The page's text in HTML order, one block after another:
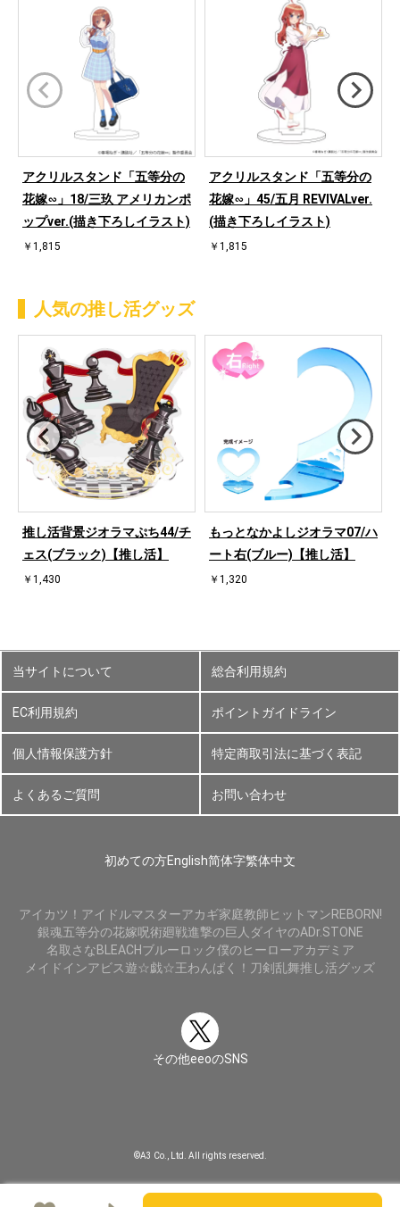
アクリルスタンド「五等分の
花嫁∽」18/三玖 アメリカンポ
ップver.(描き下ろしイラスト)
￥1,815
アクリルスタンド「五等分の
花嫁∽」45/五月 REVIVALver.
(描き下ろしイラスト)
￥1,815
人気の推し活グッズ
推し活背景ジオラマぷち44/チ
ェス(ブラック)【推し活】
￥1,430
もっとなかよしジオラマ07/ハ
ート右(ブルー)【推し活】
￥1,320
当サイトについて 総合利用規約
EC利用規約 ポイントガイドライン
個人情報保護方針 特定商取引法に基づく表記
よくあるご質問 お問い合わせ
初めての方English简体字繁体中文
アイカツ！ アイドルマスターアカギ家庭教師ヒットマンREBORN!
銀魂五等分の花嫁呪術廻戦進撃の巨人 ダイヤのADr.STONE
名取さなBLEACHブルーロック僕のヒーローアカデミア
メイドインアビス遊☆戯☆王わんぱく！刀剣乱舞推し活グッズ
その他eeoのSNS
©A3 Co., Ltd. All rights reserved.